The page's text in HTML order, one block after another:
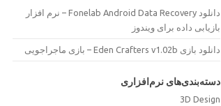
دانلود Fonelab Android Data Recovery – نرم افزار
بازیابی داده برای ویندوز
دانلود بازی Eden Crafters v1.02b – بازی ماجراجویی
دسته‌بندی‌های نرم‌افزاری
3D Design